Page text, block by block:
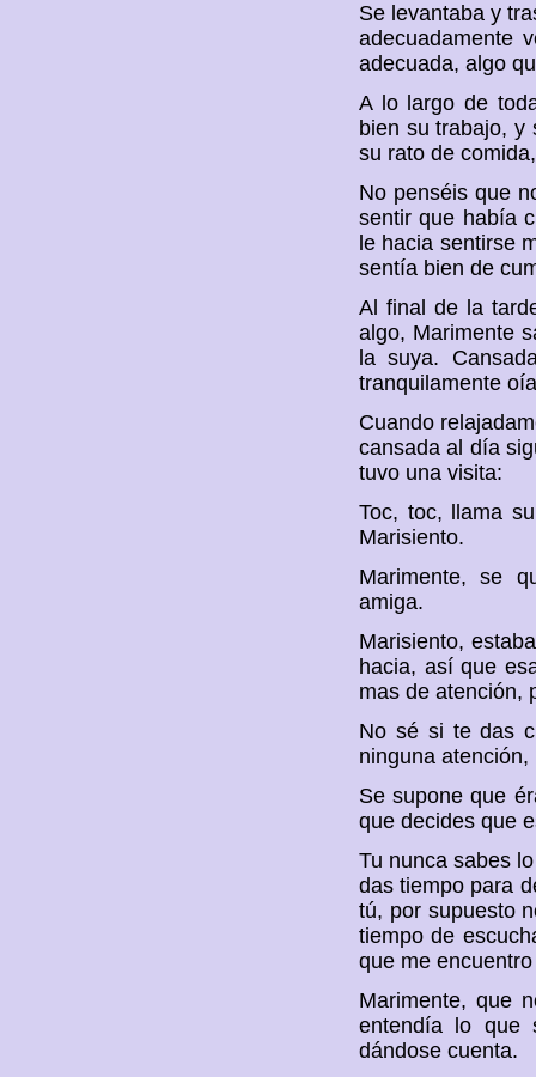
Se levantaba y
adecuadamente
adecuada, algo
A lo largo de
bien su trabajo, y
su rato de
No penséis que
sentir que había
le hacia sentirse
sentía bien de
Al final de la
algo, Marimente
la suya.
tranquilamente
Cuando
cansada al día
tuvo una visita:
Toc, toc, llama
Marisiento.
Marimente, se
amiga.
Marisiento,
hacia, así que
mas de atención,
No sé si te das
ninguna
Se supone que
que decides que
Tu nunca sabes
das tiempo para
tú, por supuesto
tiempo de
que me
Marimente, que
entendía lo que
dándose cuenta.